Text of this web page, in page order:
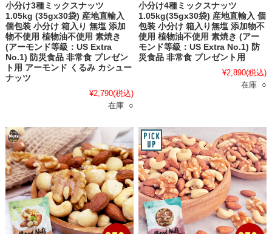
小分け3種ミックスナッツ
1.05kg (35gx30袋) 産地直輸入
個包装 小分け 箱入り 無塩 添加
物不使用 植物油不使用 素焼き
(アーモンド等級：US Extra
No.1) 防災食品 非常食 プレゼン
ト用 アーモンド くるみ カシュー
ナッツ
¥2,790(税込)
在庫 ○
小分け4種ミックスナッツ
1.05kg(35gx30袋) 産地直輸入 個
包装 小分け 箱入り無塩 添加物不
使用 植物油不使用 素焼き (アー
モンド等級：US Extra No.1) 防
災食品 非常食 プレゼント用
¥2,890(税込)
在庫 ○